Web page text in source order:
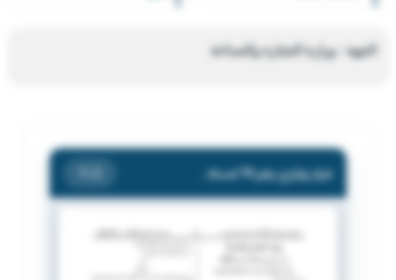
الجهة : وزارة التجارة والصناعة
قرار وزاري رقم 74 لسنة 2025 بشأن ضوابط توحيد مقر الانشطة التجارية